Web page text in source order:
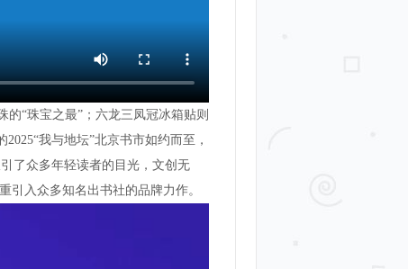
的“珠宝之最”；六龙三凤冠冰箱贴则
我与地坛”北京书市如约而至，
了众多年轻读者的目光，文创无
引入众多知名出书社的品牌力作。